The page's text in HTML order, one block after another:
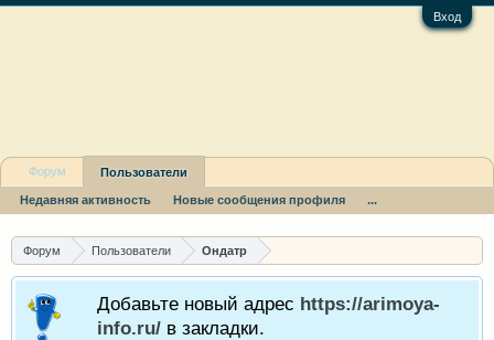
Вход
Форум Пользователи Ондатр
Добавьте новый адрес https://arimoya-
info.ru/ в закладки.
Форум Пользователи
Недавняя активность Новые сообщения профиля ...